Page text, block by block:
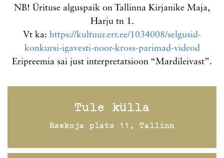
NB! Ürituse alguspaik on Tallinna Kirjanike Maja,
Harju tn 1.
Vt ka: https://kultuur.err.ee/1034008/selgusid-
konkursi-igavesti-noor-kross-parimad-videod
Eripreemia sai just interpretatsioon “Mardileivast”.
Tule külla
Raekoja plats 11, Tallinn